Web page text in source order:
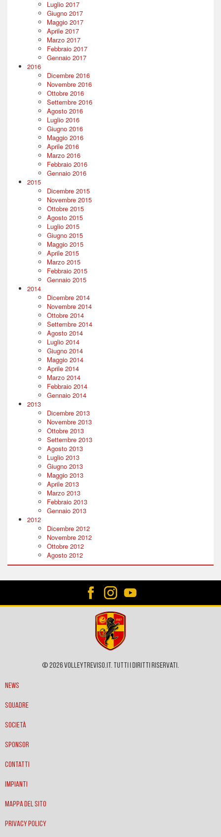
Luglio 2017
Giugno 2017
Maggio 2017
Aprile 2017
Marzo 2017
Febbraio 2017
Gennaio 2017
2016
Dicembre 2016
Novembre 2016
Ottobre 2016
Settembre 2016
Agosto 2016
Luglio 2016
Giugno 2016
Maggio 2016
Aprile 2016
Marzo 2016
Febbraio 2016
Gennaio 2016
2015
Dicembre 2015
Novembre 2015
Ottobre 2015
Agosto 2015
Luglio 2015
Giugno 2015
Maggio 2015
Aprile 2015
Marzo 2015
Febbraio 2015
Gennaio 2015
2014
Dicembre 2014
Novembre 2014
Ottobre 2014
Settembre 2014
Agosto 2014
Luglio 2014
Giugno 2014
Maggio 2014
Aprile 2014
Marzo 2014
Febbraio 2014
Gennaio 2014
2013
Dicembre 2013
Novembre 2013
Ottobre 2013
Settembre 2013
Agosto 2013
Luglio 2013
Giugno 2013
Maggio 2013
Aprile 2013
Marzo 2013
Febbraio 2013
Gennaio 2013
2012
Dicembre 2012
Novembre 2012
Ottobre 2012
Agosto 2012
© 2026 VOLLEYTREVISO.IT. Tutti i diritti riservati.
News
Squadre
Società
Sponsor
Contatti
Impianti
Mappa del sito
Privacy policy